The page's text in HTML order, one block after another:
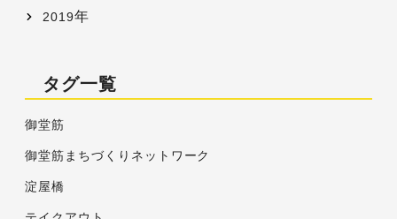
2019年
タグ一覧
御堂筋
御堂筋まちづくりネットワーク
淀屋橋